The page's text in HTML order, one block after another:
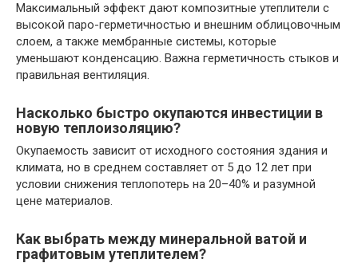
Максимальный эффект дают композитные утеплители с
высокой паро-герметичностью и внешним облицовочным
слоем, а также мембранные системы, которые
уменьшают конденсацию. Важна герметичность стыков и
правильная вентиляция.
Насколько быстро окупаются инвестиции в
новую теплоизоляцию?
Окупаемость зависит от исходного состояния здания и
климата, но в среднем составляет от 5 до 12 лет при
условии снижения теплопотерь на 20–40% и разумной
цене материалов.
Как выбрать между минеральной ватой и
графитовым утеплителем?